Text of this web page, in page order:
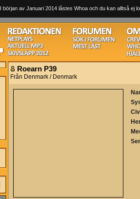
I början av Januari 2014 låstes Whoa och du kan alltså ej
Roearn P39
Från Denmark / Denmark